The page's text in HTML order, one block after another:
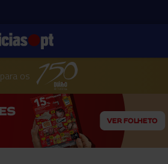
para os